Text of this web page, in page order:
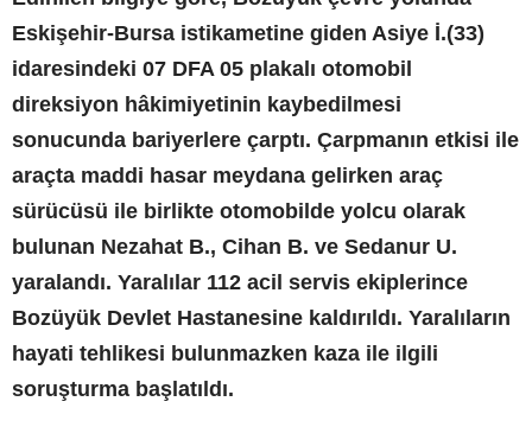
Eskişehir-Bursa istikametine giden Asiye İ.(33)
idaresindeki 07 DFA 05 plakalı otomobil
direksiyon hâkimiyetinin kaybedilmesi
sonucunda bariyerlere çarptı. Çarpmanın etkisi ile
araçta maddi hasar meydana gelirken araç
sürücüsü ile birlikte otomobilde yolcu olarak
bulunan Nezahat B., Cihan B. ve Sedanur U.
yaralandı. Yaralılar 112 acil servis ekiplerince
Bozüyük Devlet Hastanesine kaldırıldı. Yaralıların
hayati tehlikesi bulunmazken kaza ile ilgili
soruşturma başlatıldı.